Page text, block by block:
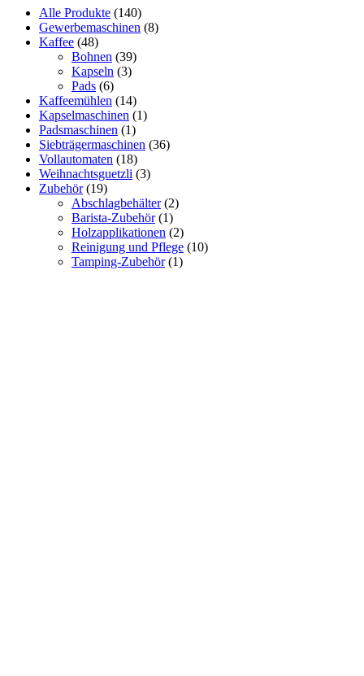
Alle Produkte (140)
Gewerbemaschinen (8)
Kaffee (48)
Bohnen (39)
Kapseln (3)
Pads (6)
Kaffeemühlen (14)
Kapselmaschinen (1)
Padsmaschinen (1)
Siebträgermaschinen (36)
Vollautomaten (18)
Weihnachtsguetzli (3)
Zubehör(19)
Abschlagbehälter(2)
Barista-Zubehör(1)
Holzapplikationen (2)
Reinigung und Pflege (10)
Tamping-Zubehör(1)